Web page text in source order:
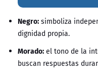
Negro: simboliza
dignidad propia.
Morado: el tono de la
buscan respuestas